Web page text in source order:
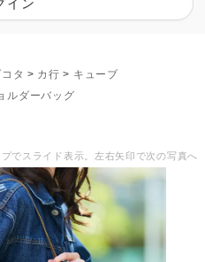
イン
タ カ行
キューブ
ルダーバッグ
でスライド表示。左右矢印で次の写真へ